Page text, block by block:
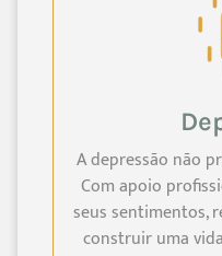
A depressão não
Com apoio
seus sentimentos,
construir uma